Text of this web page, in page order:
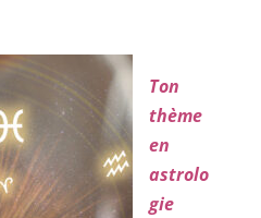
Ton
thème
en
astrolo
gie